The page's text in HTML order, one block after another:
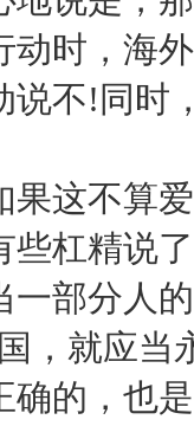
动时，海
说不!同时
这不算爱
杠精说了
一部分人
，就应
确的，也